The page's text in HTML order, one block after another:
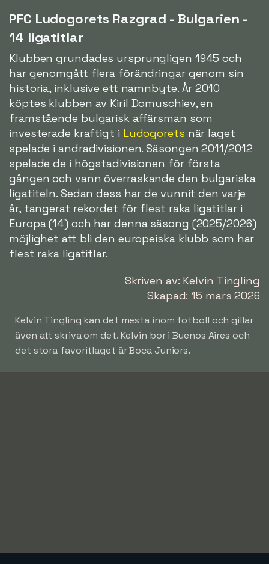
PFC Ludogorets Razgrad - Bulgarien -
14 ligatitlar
Klubben grundades ursprungligen 1945 och
har genomgått flera förändringar genom sin
historia, inklusive ett namnbyte. År 2010
köptes klubben av Kiril Domuschiev, en
framstående bulgarisk affärsman som
investerade kraftigt i Ludogorets när laget
spelade i andradivisionen. Säsongen 2011/2012
spelade de i högstadivisionen för första
gången och vann överraskande den bulgariska
ligatiteln. Sedan dess har de vunnit den varje
år, tangerat rekordet för flest raka ligatitlar i
Europa (14) och har denna säsong (2025/2026)
möjlighet att bli den europeiska klubb som har
flest raka ligatitlar.
Skriven av: Kelvin Tingling
Skapad: 15 mars 2026
Kelvin Tingling kan det mesta inom fotboll och gillar
även att skriva om det. Kelvin bor i Buenos Aires och
det stora favoritlaget är Boca Juniors.